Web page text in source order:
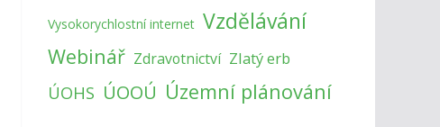
Vysokorychlostní internet Vzdělávání
Webinář Zdravotnictví Zlatý erb
ÚOHS ÚOOÚ Územní plánování